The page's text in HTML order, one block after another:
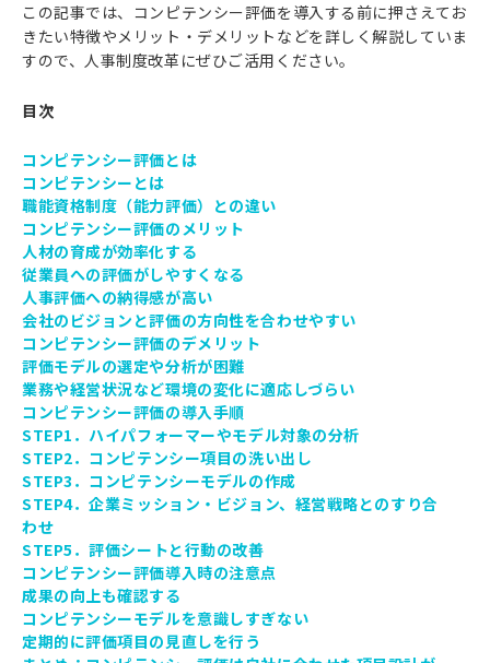
この記事では、コンピテンシー評価を導入する前に押さえてお
きたい特徴やメリット・デメリットなどを詳しく解説していま
すので、人事制度改革にぜひご活用ください。
目次
コンピテンシー評価とは
コンピテンシーとは
職能資格制度（能力評価）との違い
コンピテンシー評価のメリット
人材の育成が効率化する
従業員への評価がしやすくなる
人事評価への納得感が高い
会社のビジョンと評価の方向性を合わせやすい
コンピテンシー評価のデメリット
評価モデルの選定や分析が困難
業務や経営状況など環境の変化に適応しづらい
コンピテンシー評価の導入手順
STEP1．ハイパフォーマーやモデル対象の分析
STEP2．コンピテンシー項目の洗い出し
STEP3．コンピテンシーモデルの作成
STEP4．企業ミッション・ビジョン、経営戦略とのすり合
わせ
STEP5．評価シートと行動の改善
コンピテンシー評価導入時の注意点
成果の向上も確認する
コンピテンシーモデルを意識しすぎない
定期的に評価項目の見直しを行う